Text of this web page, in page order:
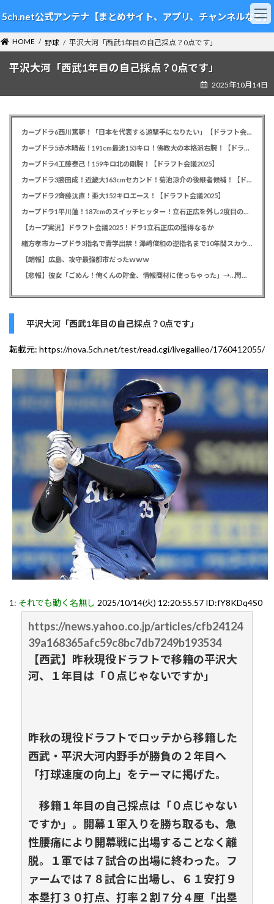
ン
テ
ン
ツ
ビ
ゲ
ー
シ
5ch.net公式アンテナ【まとめサイト、アプリ、チャンネルなど】
HOME 野球 平沢大河「西武1年目の自己採点？0点です」
平沢大河「西武1年目の自己採点？0点です」
2025年10月14日
カープドラ6西川篤夢！「日本を代表する遊撃手になりたい」【ドラフト会議2025】
カープドラ5赤木晴哉！191cm最速153キロ！佛教大の本格派右腕！【ドラフト会議2025】
カープドラ4工藤泰己！159キロ北の剛腕！【ドラフト会議2025】
カープドラ3勝田成！近畿大163cmセカンド！菊池涼介の後継者候補！【ドラフト会議2025】
カープドラ2齊藤汰直！亜大152キロエース！【ドラフト会議2025】
カープドラ1平川蓮！187cmのスイッチヒッター！立石正広を外し2度目の重複も新井監督がクジを引き当てる！【ドラフト会議2025】
【カープ実況】ドラフト会議2025！ドラ1立石正広の獲得なるか
緒方孝市カープドラ3指名で青学出禁！澤﨑俊和の逆指名まで10年間スカウト出禁
【朗報】広島、攻守最強都市だったｗｗｗ
【悲報】彼女「ごめん！俺くんの貯金、情報商材に使っちゃった」→…問い詰めたらギャン泣きされたんだが俺が悪いのか？
平沢大河「西武1年目の自己採点？0点です」
転載元: https://nova.5ch.net/test/read.cgi/livegalileo/1760412055/
1: それでも動く名無し 2025/10/14(火) 12:20:55.57 ID:fY8KDq4S0
https://news.yahoo.co.jp/articles/cfb24124
39a168365afc59c8bc7db7249b193534
【西武】昨秋現役ドラフトで移籍の平沢大
河、１年目は「０点じゃないですか」
昨秋の現役ドラフトでロッテから移籍した
西武・平沢大河内野手が勝負の２年目へ
「打球速度の向上」をテーマに掲げた。
移籍１年目の自己採点は「０点じゃない
ですか」。開幕１軍入りを勝ち取るも、急
性腰痛により開幕戦に出場することなく離
脱。１軍では７試合の出場に終わった。フ
ァームでは７８試合に出場し、６１安打９
本塁打３０打点、打率２割７分４厘「出塁